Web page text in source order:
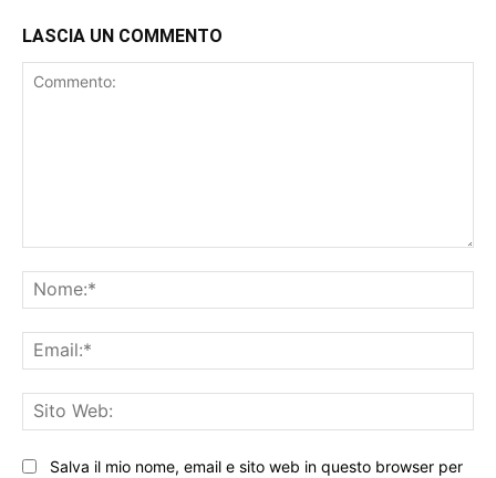
LASCIA UN COMMENTO
Salva il mio nome, email e sito web in questo browser per